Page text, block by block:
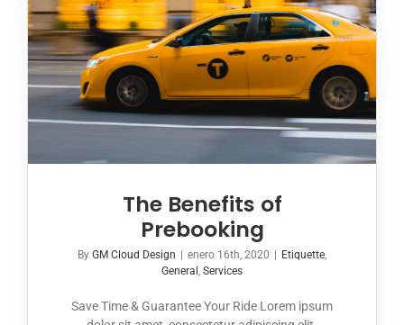
The Benefits of
Prebooking
By GM Cloud Design enero 16th, 2020 Etiquette,
General , Services
Save Time & Guarantee Your Ride Lorem ipsum